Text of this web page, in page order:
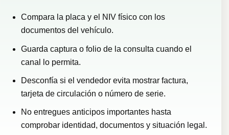
Compara la placa y el NIV físico con los
documentos del vehículo.
Guarda captura o folio de la consulta cuando el
canal lo permita.
Desconfía si el vendedor evita mostrar factura,
tarjeta de circulación o número de serie.
No entregues anticipos importantes hasta
comprobar identidad, documentos y situación legal.